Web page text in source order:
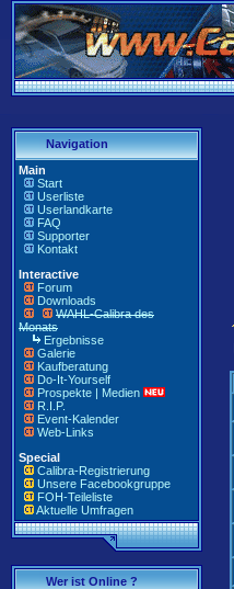
Navigation
Main
Start
Userliste
Userlandkarte
FAQ
Supporter
Kontakt
Interactive
Forum
Downloads
WAHL-Calibra des
Monats
Ergebnisse
Galerie
Kaufberatung
Do-It-Yourself
Prospekte | Medien
R.I.P.
Event-Kalender
Web-Links
Special
Calibra-Registrierung
Unsere Facebookgruppe
FOH-Teileliste
Aktuelle Umfragen
Wer ist Online ?